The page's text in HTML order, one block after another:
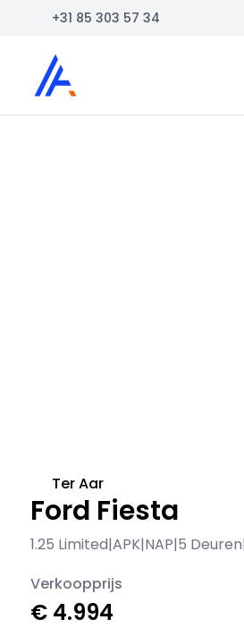
+31 85 303 57 34
Auto Atlas
Ford Fiesta
1.25 Limited|APK|NAP|5
Ter Aar
Verkoopprijs
€ 4.994